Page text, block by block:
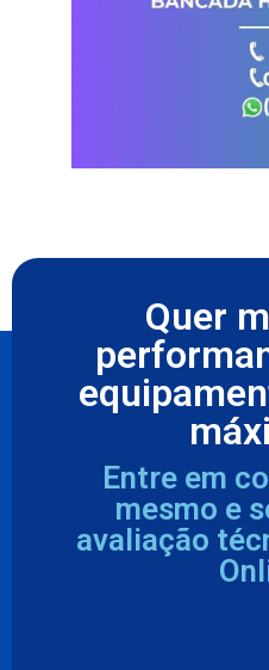
Quer
Entre em
mesmo e
avaliação